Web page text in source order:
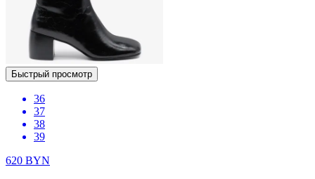
Быстрый просмотр
36
37
38
39
620 BYN